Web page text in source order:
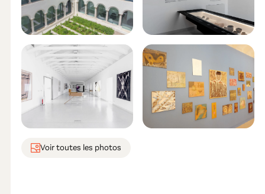
Voir toutes les photos